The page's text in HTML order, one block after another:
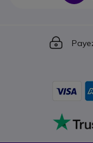
Icon